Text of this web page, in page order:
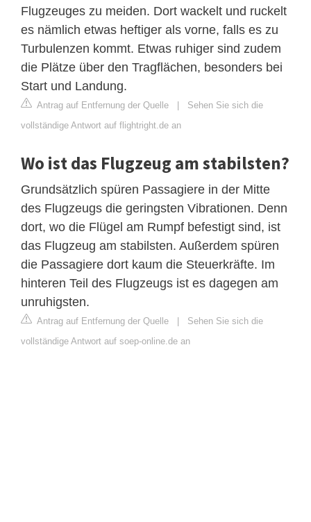
Flugzeuges zu meiden. Dort wackelt und ruckelt
es nämlich etwas heftiger als vorne, falls es zu
Turbulenzen kommt. Etwas ruhiger sind zudem
die Plätze über den Tragflächen, besonders bei
Start und Landung.
Antrag auf Entfernung der Quelle | Sehen Sie sich die
vollständige Antwort auf flightright.de an
Wo ist das Flugzeug am stabilsten?
Grundsätzlich spüren Passagiere in der Mitte
des Flugzeugs die geringsten Vibrationen. Denn
dort, wo die Flügel am Rumpf befestigt sind, ist
das Flugzeug am stabilsten. Außerdem spüren
die Passagiere dort kaum die Steuerkräfte. Im
hinteren Teil des Flugzeugs ist es dagegen am
unruhigsten.
Antrag auf Entfernung der Quelle | Sehen Sie sich die
vollständige Antwort auf soep-online.de an